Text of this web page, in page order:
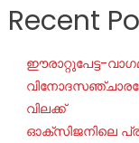
Recent
ഈരാറ്റുപേട്ട-
വിലക്ക്
ഓക്‌സിജനിലെ